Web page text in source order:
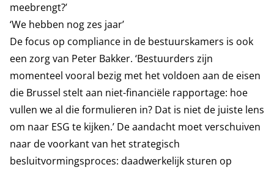
meebrengt?’
‘We hebben nog zes jaar’
De focus op compliance in de bestuurskamers is ook
een zorg van Peter Bakker. ‘Bestuurders zijn
momenteel vooral bezig met het voldoen aan de eisen
die Brussel stelt aan niet-financiële rapportage: hoe
vullen we al die formulieren in? Dat is niet de juiste lens
om naar ESG te kijken.’ De aandacht moet verschuiven
naar de voorkant van het strategisch
besluitvormingsproces: daadwerkelijk sturen op